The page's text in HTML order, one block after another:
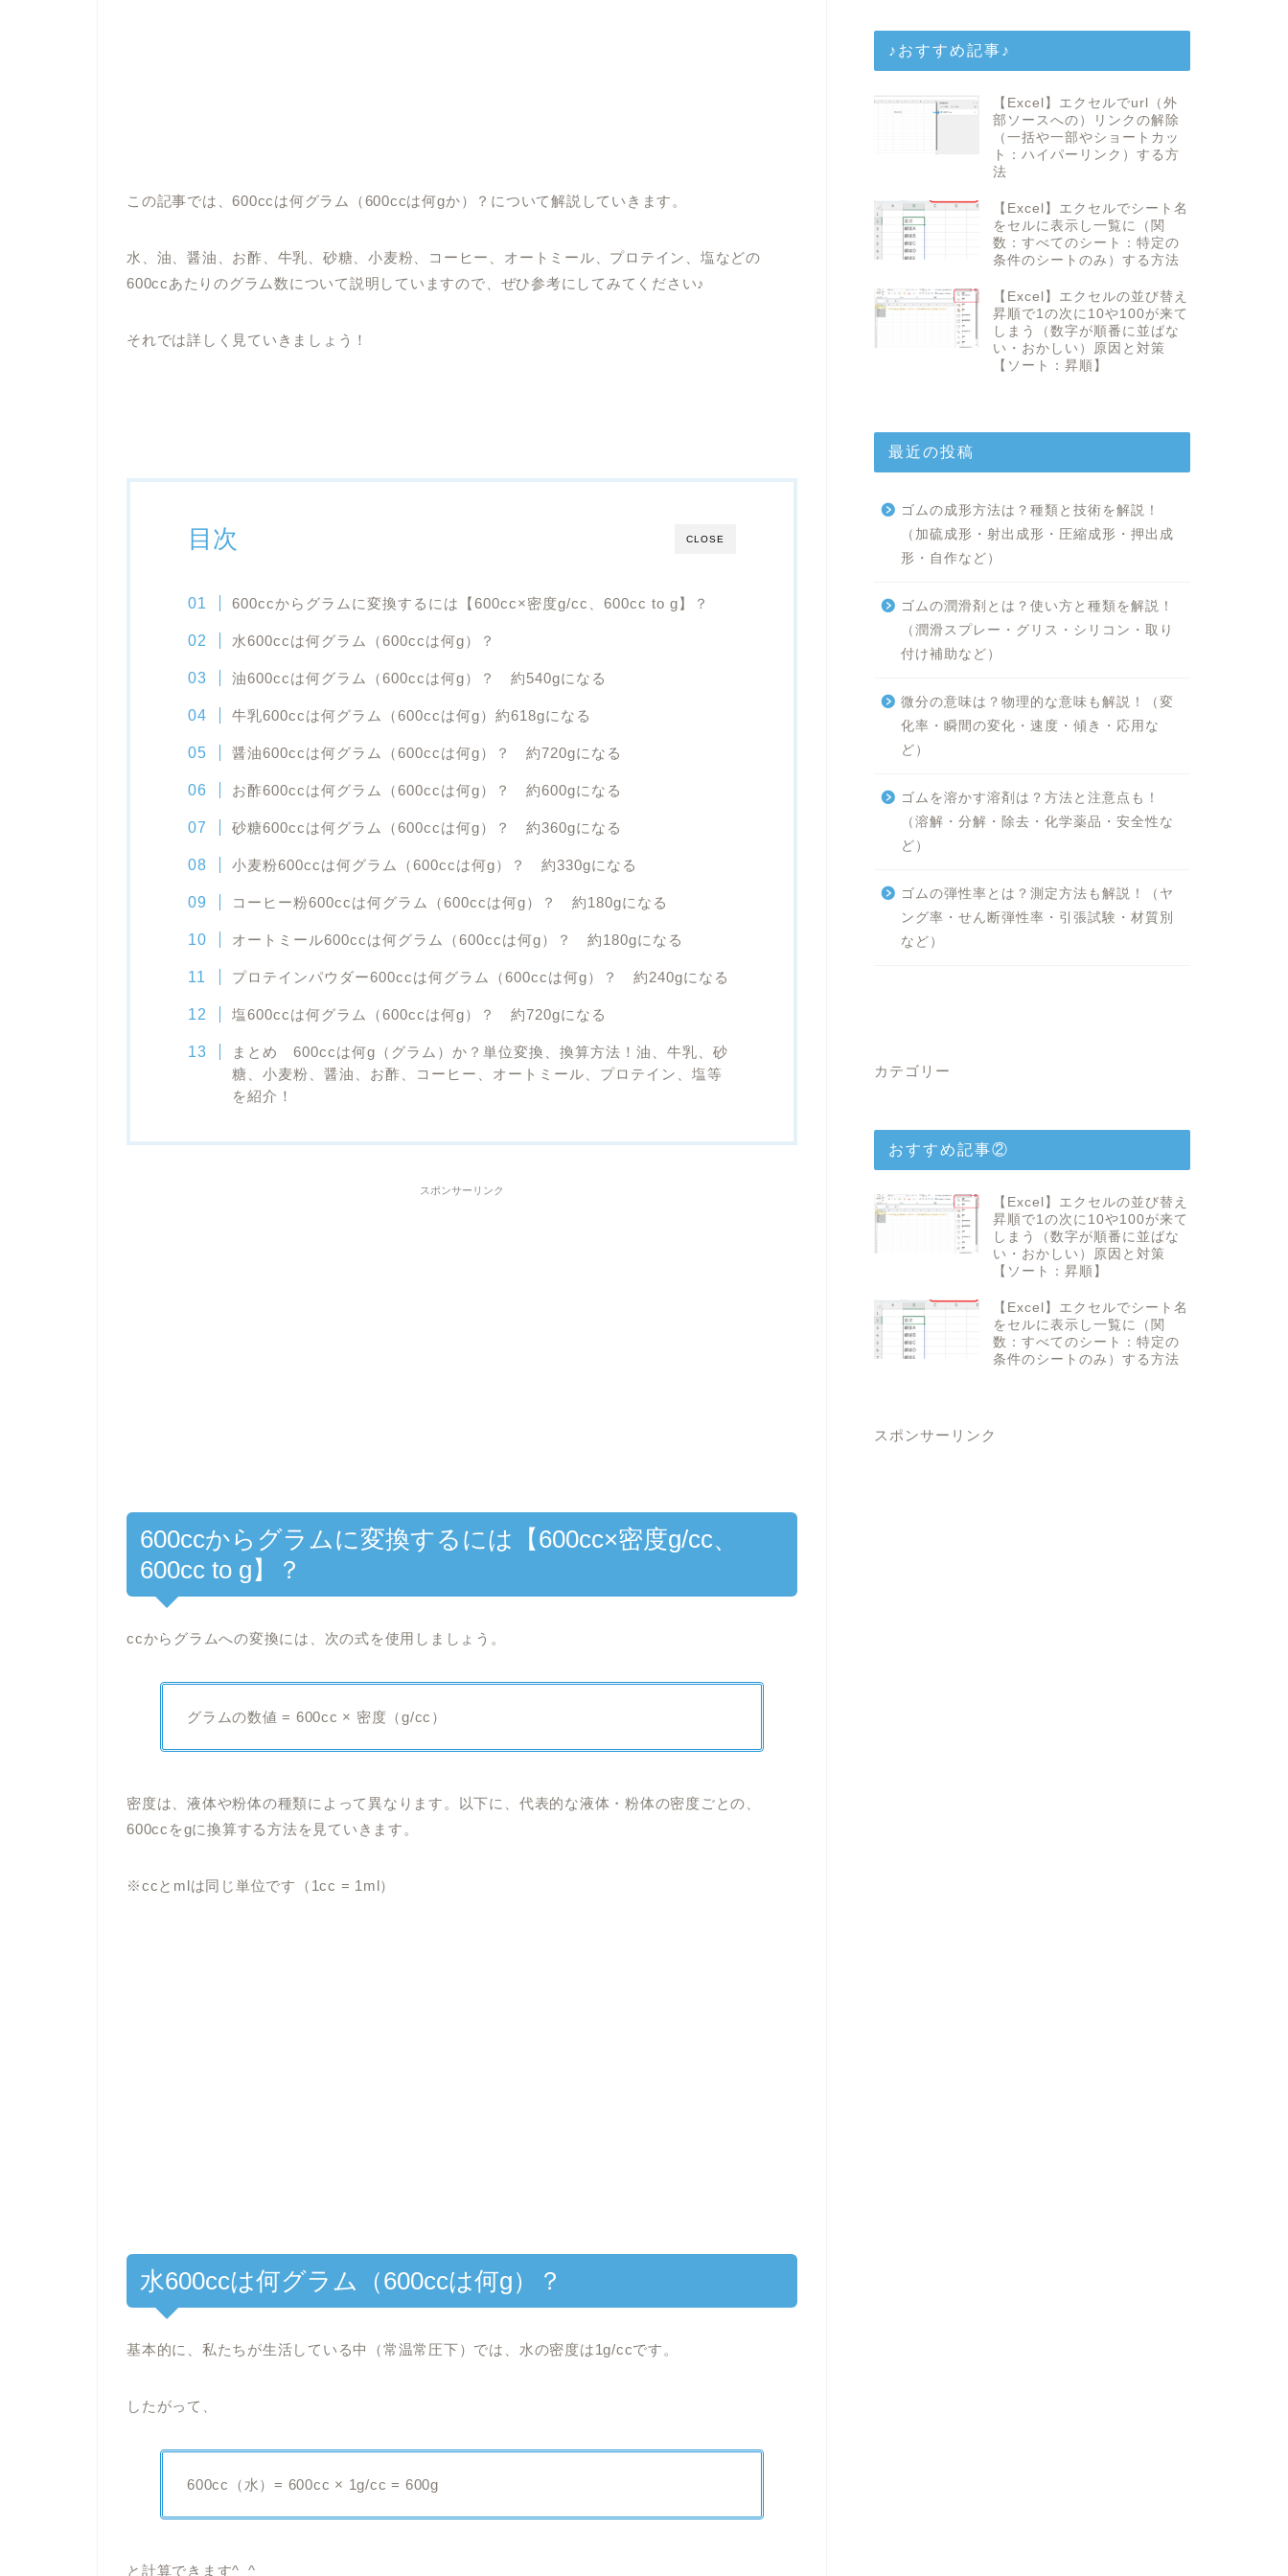
この記事では、600ccは何グラム（600ccは何gか）？について解説していきます。
水、油、醤油、お酢、牛乳、砂糖、小麦粉、コーヒー、オートミール、プロテイン、塩などの
600ccあたりのグラム数について説明していますので、ぜひ参考にしてみてください♪
それでは詳しく見ていきましょう！
CLOSE
目次
600ccからグラムに変換するには【600cc×密度g/cc、600cc to g】？
水600ccは何グラム（600ccは何g）？
油600ccは何グラム（600ccは何g）？ 約540gになる
牛乳600ccは何グラム（600ccは何g）約618gになる
醤油600ccは何グラム（600ccは何g）？ 約720gになる
お酢600ccは何グラム（600ccは何g）？ 約600gになる
砂糖600ccは何グラム（600ccは何g）？ 約360gになる
小麦粉600ccは何グラム（600ccは何g）？ 約330gになる
コーヒー粉600ccは何グラム（600ccは何g）？ 約180gになる
オートミール600ccは何グラム（600ccは何g）？ 約180gになる
プロテインパウダー600ccは何グラム（600ccは何g）？ 約240gになる
塩600ccは何グラム（600ccは何g）？ 約720gになる
まとめ 600ccは何g（グラム）か？単位変換、換算方法！油、牛乳、砂
糖、小麦粉、醤油、お酢、コーヒー、オートミール、プロテイン、塩等
を紹介！
スポンサーリンク
600ccからグラムに変換するには【600cc×密度g/cc、
600cc to g】？
ccからグラムへの変換には、次の式を使用しましょう。
グラムの数値 = 600cc × 密度（g/cc）
密度は、液体や粉体の種類によって異なります。以下に、代表的な液体・粉体の密度ごとの、
600ccをgに換算する方法を見ていきます。
※ccとmlは同じ単位です（1cc = 1ml）
水600ccは何グラム（600ccは何g）？
基本的に、私たちが生活している中（常温常圧下）では、水の密度は1g/ccです。
したがって、
600cc（水）= 600cc × 1g/cc = 600g
と計算できます^_^
♪おすすめ記事♪
【Excel】エクセルでurl（外
部ソースへの）リンクの解除
（一括や一部やショートカッ
ト：ハイパーリンク）する方
法
【Excel】エクセルでシート名
をセルに表示し一覧に（関
数：すべてのシート：特定の
条件のシートのみ）する方法
【Excel】エクセルの並び替え
昇順で1の次に10や100が来て
しまう（数字が順番に並ばな
い・おかしい）原因と対策
【ソート：昇順】
最近の投稿
ゴムの成形方法は？種類と技術を解説！
（加硫成形・射出成形・圧縮成形・押出成
形・自作など）
ゴムの潤滑剤とは？使い方と種類を解説！
（潤滑スプレー・グリス・シリコン・取り
付け補助など）
微分の意味は？物理的な意味も解説！（変
化率・瞬間の変化・速度・傾き・応用な
ど）
ゴムを溶かす溶剤は？方法と注意点も！
（溶解・分解・除去・化学薬品・安全性な
ど）
ゴムの弾性率とは？測定方法も解説！（ヤ
ング率・せん断弾性率・引張試験・材質別
など）
カテゴリー
おすすめ記事②
【Excel】エクセルの並び替え
昇順で1の次に10や100が来て
しまう（数字が順番に並ばな
い・おかしい）原因と対策
【ソート：昇順】
【Excel】エクセルでシート名
をセルに表示し一覧に（関
数：すべてのシート：特定の
条件のシートのみ）する方法
スポンサーリンク